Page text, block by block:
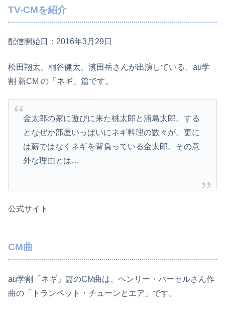
TV-CMを紹介
配信開始日：2016年3月29日
松田翔太、桐谷健太、濱田岳さんが出演している、au学
割 新CM の「ネギ」篇です。
金太郎の家に遊びに来た桃太郎と浦島太郎。する
となぜか部屋いっぱいにネギ料理の数々が。更に
は薪ではなくネギを背負っている金太郎。その意
外な理由とは…
公式サイト
CM曲
au学割「ネギ」篇のCM曲は、ヘンリー・パーセルさん作
曲の「トランペット・チューンとエア」です。